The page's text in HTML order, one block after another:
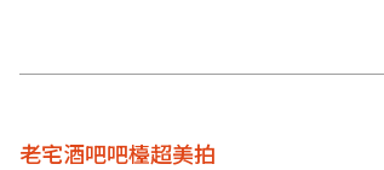
老宅酒吧吧檯超美拍